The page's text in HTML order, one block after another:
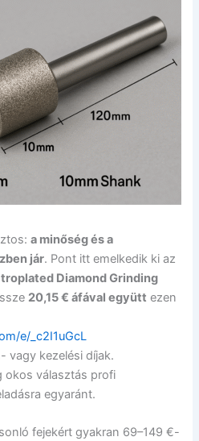
a minőség és a
jár. Pont itt emelkedik ki az
Diamond Grinding
20,15 € áfával együtt ezen
e/_c2I1uGcL
vagy kezelési díjak.
okos választás profi
egyaránt.
fejekért gyakran 69–149 €-